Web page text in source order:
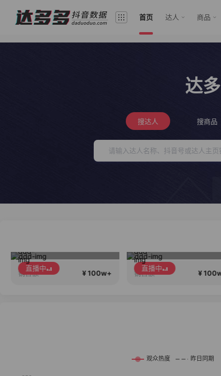
首页 达人 商品
达
搜达人 搜商品
直播中
销售额 ¥ 100w+
直播中
销售额 ¥